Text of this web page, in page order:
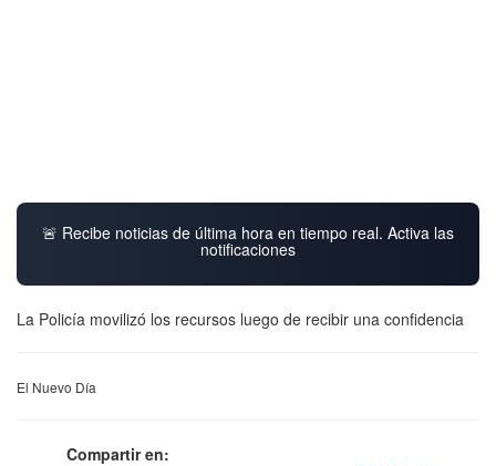
🚨 Recibe noticias de última hora en tiempo real. Activa las
notificaciones
La Policía movilizó los recursos luego de recibir una confidencia
El Nuevo Día
Compartir en: